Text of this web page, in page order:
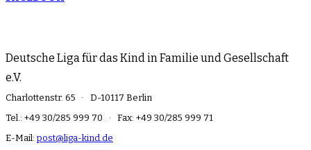
Deutsche Liga für das Kind in Familie und Gesellschaft
e.V.
Charlottenstr. 65 · D-10117 Berlin
Tel.: +49 30/285 999 70 · Fax: +49 30/285 999 71
E-Mail:post@liga-kind.de